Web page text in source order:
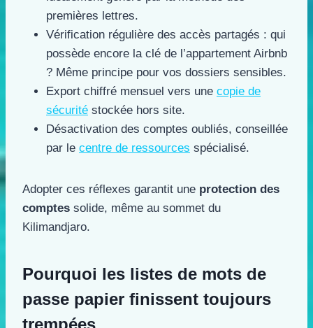
premières lettres.
Vérification régulière des accès partagés : qui
possède encore la clé de l’appartement Airbnb
? Même principe pour vos dossiers sensibles.
Export chiffré mensuel vers une copie de
sécurité stockée hors site.
Désactivation des comptes oubliés, conseillée
par le centre de ressources spécialisé.
Adopter ces réflexes garantit une protection des
comptes solide, même au sommet du
Kilimandjaro.
Pourquoi les listes de mots de
passe papier finissent toujours
trempées